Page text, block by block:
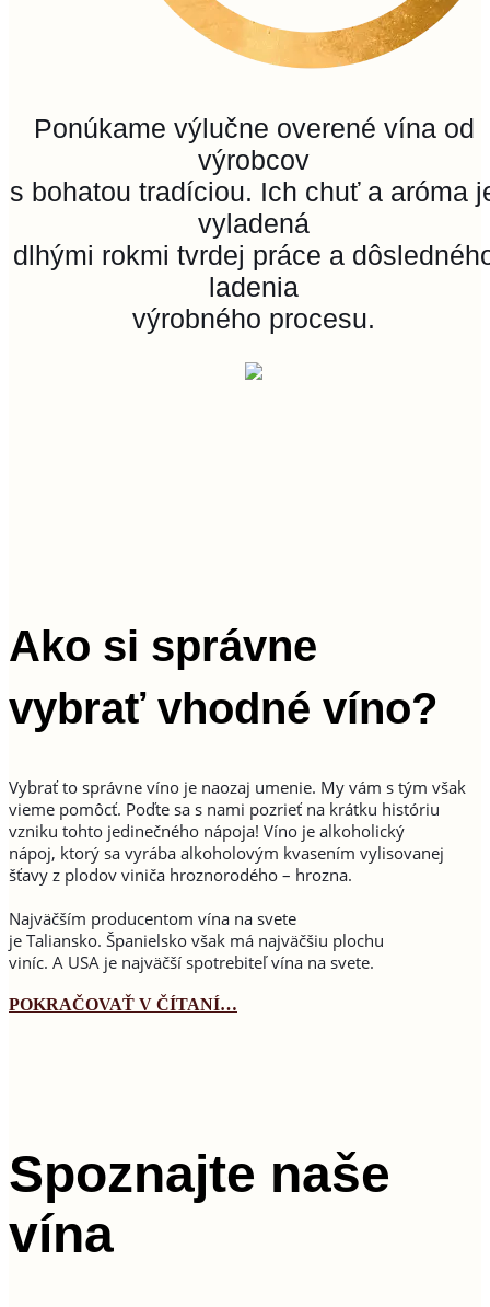
Ponúkame výlučne overené vína od
výrobcov
s bohatou tradíciou. Ich chuť a aróma
vyladená
dlhými rokmi tvrdej práce a
ladenia
výrobného procesu.
Ako si správne
vybrať vhodné víno?
Vybrať to správne víno je naozaj umenie. My vám s tým však
vieme pomôcť. Poďte sa s nami pozrieť na krátku históriu
vzniku tohto jedinečného nápoja! Víno je alkoholický
nápoj, ktorý sa vyrába alkoholovým kvasením vylisovanej
šťavy z plodov viniča hroznorodého – hrozna.
Najväčším producentom vína na svete
je Taliansko. Španielsko však má najväčšiu plochu
viníc. A USA je najväčší spotrebiteľ vína na svete.
POKRAČOVAŤ V ČÍTANÍ…
Spoznajte naše
vína